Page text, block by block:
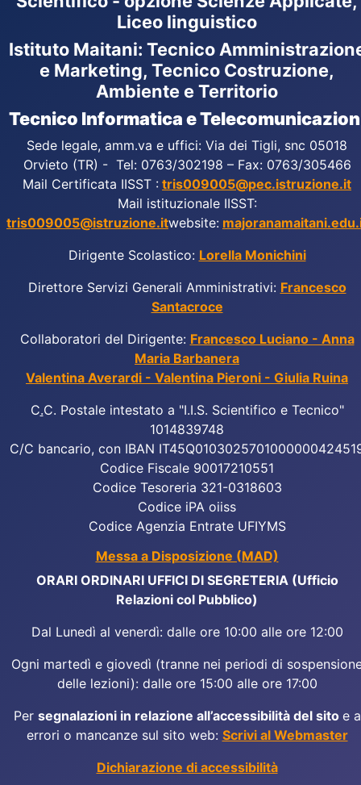
Liceo linguistico
Istituto Maitani: Tecnico
e Marketing, Tecnico Costruzione,
Ambiente e Territorio
Tecnico Informatica e
Sede legale, amm.va e uffici: Via dei Tigli, snc 05018
Orvieto (TR) - Tel: 0763/302198 – Fax: 0763/305466
Mail Certificata IISST : tris009005@pec.istruzione.it
Mail istituzionale IISST:
tris009005@istruzione.itwebsite:
Dirigente Scolastico: Lorella Monichini
Direttore Servizi Generali Amministrativi: Francesco
Santacroce
Collaboratori del Dirigente: Francesco Luciano - Anna
Maria Barbanera
Valentina Averardi - Valentina Pieroni - Giulia Ruina
C.C. Postale intestato a "I.I.S. Scientifico e Tecnico"
1014839748
C/C bancario, con IBAN
Codice Fiscale 90017210551
Codice Tesoreria 321-0318603
Codice iPA oiiss
Codice Agenzia Entrate UFIYMS
Messa a Disposizione (MAD)
ORARI ORDINARI UFFICI DI SEGRETERIA (Ufficio
Relazioni col Pubblico)
Dal Lunedì al venerdì: dalle ore 10:00 alle ore 12:00
Ogni martedì e giovedì (tranne nei periodi di
delle lezioni): dalle ore 15:00 alle ore 17:00
Per segnalazioni in relazione all’accessibilità del sito e a
errori o mancanze sul sito web: Scrivi al Webmaster
Dichiarazione di accessibilità